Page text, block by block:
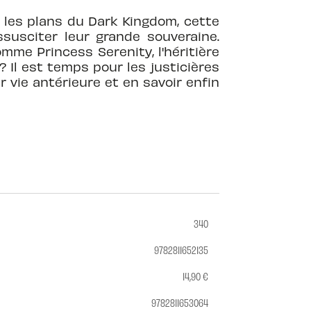
plans du Dark Kingdom, cette
leur grande souveraine.
Princess Serenity, l'héritière
Il est temps pour les justicières
vie antérieure et en savoir enfin
340
9782811652135
14,90 €
9782811653064